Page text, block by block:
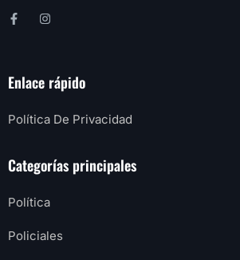
Enlace rápido
Política De Privacidad
Categorías principales
Política
Policiales